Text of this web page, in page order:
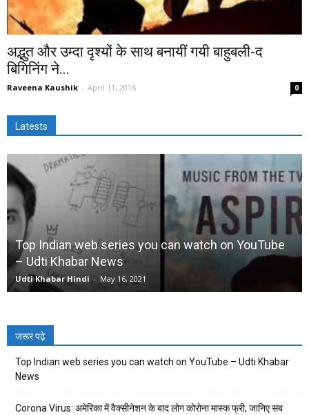
अद्भुत और उम्दा दृश्यों के साथ बनायीं गयी बाहुबली-द
बिगिनिंग ने...
Raveena Kaushik - April 11, 2016 0
Latests
Top Indian web series you can watch on YouTube
– Udti Khabar News
Udti Khabar Hindi - May 16, 2021
जरूर पढ़े
Top Indian web series you can watch on YouTube – Udti Khabar
News
Corona Virus: अमेरिका में वैक्सीनेशन के बाद लोग कोरोना मास्क फ्री, जानिए सब